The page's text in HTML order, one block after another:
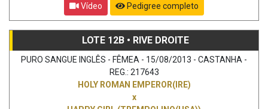
Vídeo
Pedigree completo
LOTE 12B • RIVE DROITE
PURO SANGUE INGLÊS - FÊMEA - 15/08/2013 - CASTANHA -
REG.: 217643
HOLY ROMAN EMPEROR(IRE)
x